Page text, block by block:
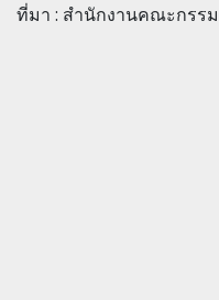
ที่มา : สำนักงานคณะกรร